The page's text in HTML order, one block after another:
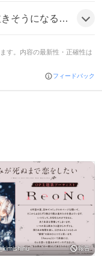
像に感動し、熱狂的な期待を表現している様子だ。
す。内容の最新性・正確性は
フィードバック
報告